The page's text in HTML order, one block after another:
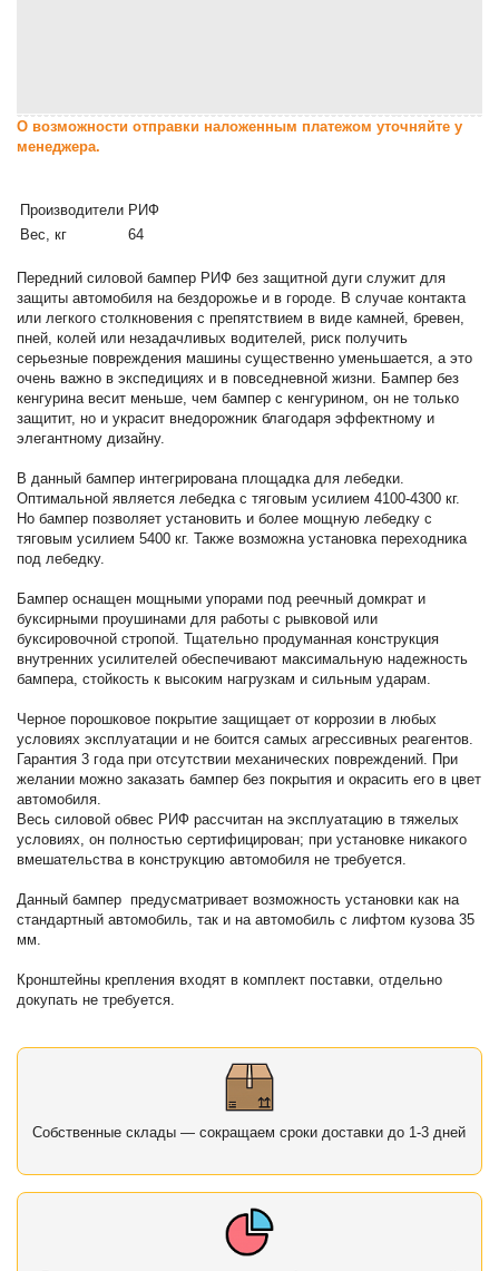
О возможности отправки наложенным платежом уточняйте у
менеджера.
Производители РИФ
Вес, кг
64
Передний силовой бампер РИФ без защитной дуги служит для
защиты автомобиля на бездорожье и в городе. В случае контакта
или легкого столкновения с препятствием в виде камней, бревен,
пней, колей или незадачливых водителей, риск получить
серьезные повреждения машины существенно уменьшается, а это
очень важно в экспедициях и в повседневной жизни. Бампер без
кенгурина весит меньше, чем бампер с кенгурином, он не только
защитит, но и украсит внедорожник благодаря эффектному и
элегантному дизайну.
В данный бампер интегрирована площадка для лебедки.
Оптимальной является лебедка с тяговым усилием 4100-4300 кг.
Но бампер позволяет установить и более мощную лебедку с
тяговым усилием 5400 кг. Также возможна установка переходника
под лебедку.
Бампер оснащен мощными упорами под реечный домкрат и
буксирными проушинами для работы с рывковой или
буксировочной стропой. Тщательно продуманная конструкция
внутренних усилителей обеспечивают максимальную надежность
бампера, стойкость к высоким нагрузкам и сильным ударам.
Черное порошковое покрытие защищает от коррозии в любых
условиях эксплуатации и не боится самых агрессивных реагентов.
Гарантия 3 года при отсутствии механических повреждений. При
желании можно заказать бампер без покрытия и окрасить его в цвет
автомобиля.
Весь силовой обвес РИФ рассчитан на эксплуатацию в тяжелых
условиях, он полностью сертифицирован; при установке никакого
вмешательства в конструкцию автомобиля не требуется.
Данный бампер предусматривает возможность установки как на
стандартный автомобиль, так и на автомобиль с лифтом кузова 35
мм.
Кронштейны крепления входят в комплект поставки, отдельно
докупать не требуется.
Собственные склады — сокращаем сроки доставки до 1-3 дней